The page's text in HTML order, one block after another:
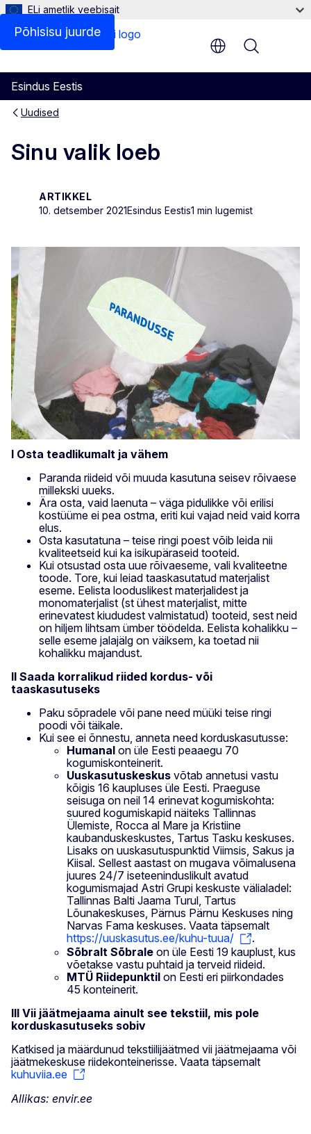
Põhisisu juurde
ELi ametlik veebisait
Esindus Eestis
Menu
Uudised
Sinu valik loeb
ARTIKKEL
10. detsember 2021Esindus Eestis1 min lugemist
I Osta teadlikumalt ja vähem
Paranda riideid või muuda kasutuna seisev rõivaese
millekski uueks.
Ära osta, vaid laenuta – väga pidulikke või erilisi
kostüüme ei pea ostma, eriti kui vajad neid vaid korra
elus.
Osta kasutatuna – teise ringi poest võib leida nii
kvaliteetseid kui ka isikupäraseid tooteid.
Kui otsustad osta uue rõivaeseme, vali kvaliteetne
toode. Tore, kui leiad taaskasutatud materjalist
eseme. Eelista looduslikest materjalidest ja
monomaterjalist (st ühest materjalist, mitte
erinevatest kiududest valmistatud) tooteid, sest neid
on hiljem lihtsam ümber töödelda. Eelista kohalikku –
selle eseme jalajälg on väiksem, ka toetad nii
kohalikku majandust.
II Saada korralikud riided kordus- või
taaskasutuseks
Paku sõpradele või pane need müüki teise ringi
poodi või täikale.
Kui see ei õnnestu, anneta need korduskasutusse:
Humanal on üle Eesti peaaegu 70
kogumiskonteinerit.
Uuskasutuskeskus võtab annetusi vastu
kõigis 16 kaupluses üle Eesti. Praeguse
seisuga on neil 14 erinevat kogumiskohta:
suured kogumiskapid näiteks Tallinnas
Ülemiste, Rocca al Mare ja Kristiine
kaubanduskeskustes, Tartus Tasku keskuses.
Lisaks on uuskasutuspunktid Viimsis, Sakus ja
Kiisal. Sellest aastast on mugava võimalusena
juures 24/7 iseteeninduslikult avatud
kogumismajad Astri Grupi keskuste välialadel:
Tallinnas Balti Jaama Turul, Tartus
Lõunakeskuses, Pärnus Pärnu Keskuses ning
Narvas Fama keskuses. Vaata täpsemalt
https://uuskasutus.ee/kuhu-tuua/
.
Sõbralt Sõbrale on üle Eesti 19 kauplust, kus
võetakse vastu puhtaid ja terveid riideid.
MTÜ Riidepunktil on Eesti eri piirkondades
45 konteinerit.
III Vii jäätmejaama ainult see tekstiil, mis pole
korduskasutuseks sobiv
Katkised ja määrdunud tekstiilijäätmed vii jäätmejaama või
jäätmekeskuse riidekonteinerisse. Vaata täpsemalt
kuhuviia.ee
Allikas: envir.ee